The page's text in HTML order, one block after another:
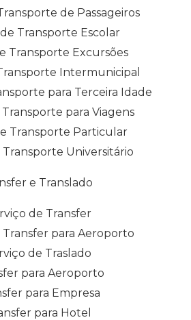
de Passageiros
Transporte Escolar
Transporte Excursões
Intermunicipal
para Terceira Idade
para Viagens
Transporte Particular
Transporte Universitário
e Translado
de Transfer
Transfer para Aeroporto
de Traslado
para Aeroporto
para Empresa
para Hotel